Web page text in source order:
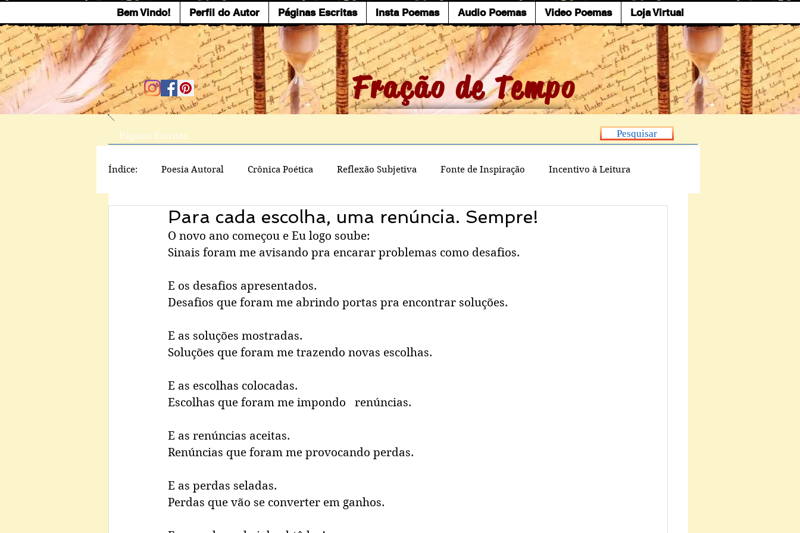
Fração de Tempo
Pesquisar
Páginas Escritas
Índice: Poesia Autoral Crônica Poética Reflexão Subjetiva Fonte de Inspiração Incentivo à Leitura
Para cada escolha, uma renúncia. Sempre!
O novo ano começou e Eu logo soube:
Sinais foram me avisando pra encarar problemas como desafios.
E os desafios apresentados.
Desafios que foram me abrindo portas pra encontrar soluções.
E as soluções mostradas.
Soluções que foram me trazendo novas escolhas.
E as escolhas colocadas.
Escolhas que foram me impondo   renúncias.
E as renúncias aceitas.
Renúncias que foram me provocando perdas.
E as perdas seladas.
Perdas que vão se converter em ganhos.
Bem Vindo! Perfil do Autor Páginas Escritas Insta Poemas Audio Poemas Video Poemas Loja Virtual